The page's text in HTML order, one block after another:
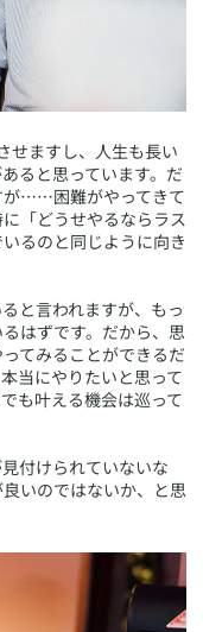
せますし、人生も長い
ると思っています。だ
が……困難がやってきて
「どうせやるならラス
るのと同じように向き
と言われますが、もっ
はずです。だから、思
てみることができるだ
当にやりたいと思って
も叶える機会は巡って
付けられていないな
いのではないか、と思